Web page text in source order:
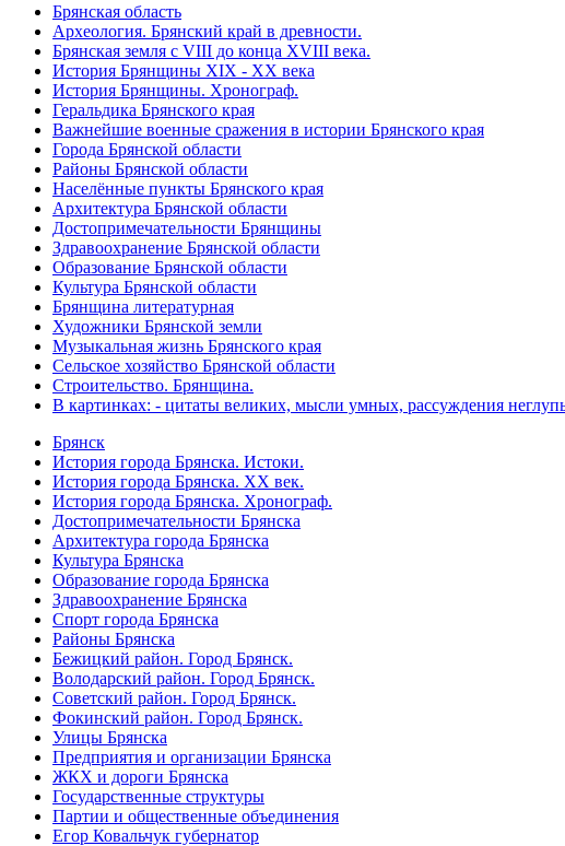
Брянская область
Археология. Брянский край в древности.
Брянская земля с VIII до конца XVIII века.
История Брянщины XIX - XX века
История Брянщины. Хронограф.
Геральдика Брянского края
Важнейшие военные сражения в истории Брянского края
Города Брянской области
Районы Брянской области
Населённые пункты Брянского края
Архитектура Брянской области
Достопримечательности Брянщины
Здравоохранение Брянской области
Образование Брянской области
Культура Брянской области
Брянщина литературная
Художники Брянской земли
Музыкальная жизнь Брянского края
Сельское хозяйство Брянской области
Строительство. Брянщина.
В картинках: - цитаты великих, мысли умных, рассуждения
Брянск
История города Брянска. Истоки.
История города Брянска. XX век.
История города Брянска. Хронограф.
Достопримечательности Брянска
Архитектура города Брянска
Культура Брянска
Образование города Брянска
Здравоохранение Брянска
Спорт города Брянска
Районы Брянска
Бежицкий район. Город Брянск.
Володарский район. Город Брянск.
Советский район. Город Брянск.
Фокинский район. Город Брянск.
Улицы Брянска
Предприятия и организации Брянска
ЖКХ и дороги Брянска
Государственные структуры
Партии и общественные объединения
Егор Ковальчук губернатор